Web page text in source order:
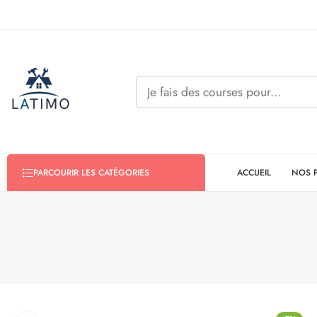
PARCOURIR LES CATÉGORIES ACCUEIL NOS